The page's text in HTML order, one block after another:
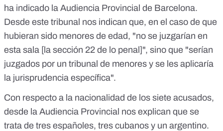
ha indicado la Audiencia Provincial de Barcelona.
Desde este tribunal nos indican que, en el caso de que
hubieran sido menores de edad, "no se juzgarían en
esta sala [la sección 22 de lo penal]", sino que "serían
juzgados por un tribunal de menores y se les aplicaría
la jurisprudencia específica".
Con respecto a la nacionalidad de los siete acusados,
desde la Audiencia Provincial nos explican que se
trata de tres españoles, tres cubanos y un argentino.